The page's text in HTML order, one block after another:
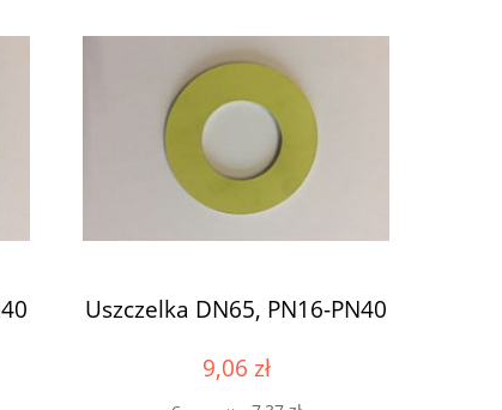
Uszczelka DN65, PN16-PN40
9,06 zł